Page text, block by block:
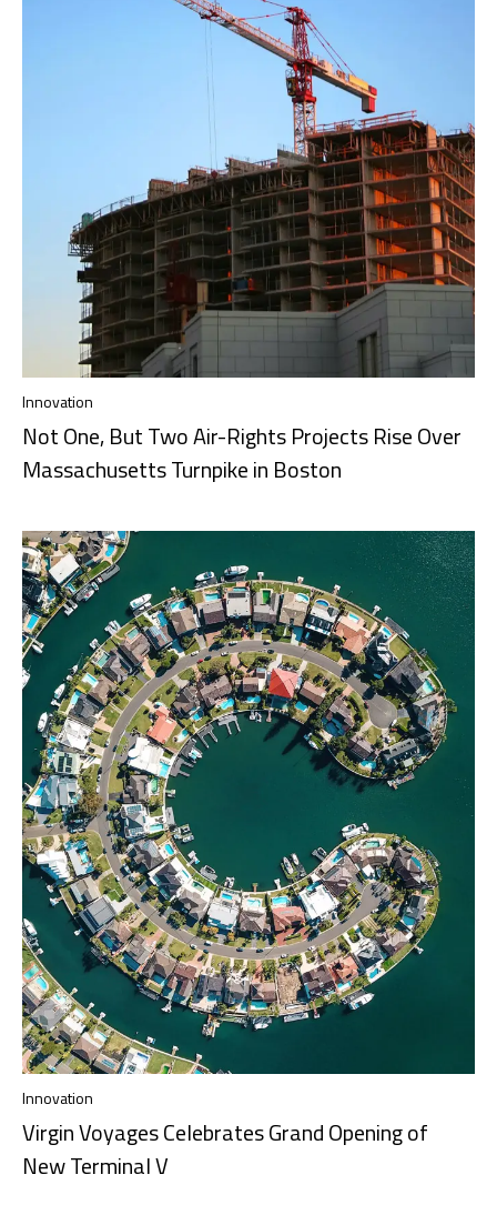
Innovation
Not One, But Two Air-Rights Projects Rise Over
Massachusetts Turnpike in Boston
Innovation
Virgin Voyages Celebrates Grand Opening of
New Terminal V